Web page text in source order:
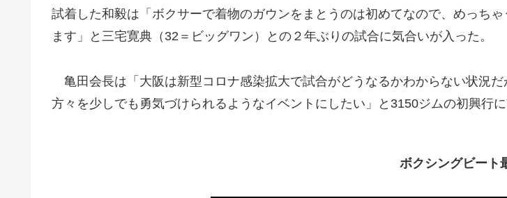
試着した和毅は「ボクサーで着物のガウンをまとうのは初めてなので、めっち
ます」と三宅寛典（32＝ビッグワン）との２年ぶりの試合に気合いが入った。
亀田会長は「大阪は新型コロナ感染拡大で試合がどうなるかわからない状況
方々を少しでも勇気づけられるようなイベントにしたい」と3150ジムの初興行
ボクシングビート